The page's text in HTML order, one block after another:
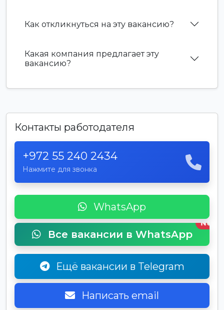
Как откликнуться на эту вакансию?
Какая компания предлагает эту
вакансию?
Контакты работодателя
+972 55 240 2434
Нажмите для звонка
WhatsApp
Все вакансии в WhatsApp
New
Ещё вакансии в Telegram
Написать email